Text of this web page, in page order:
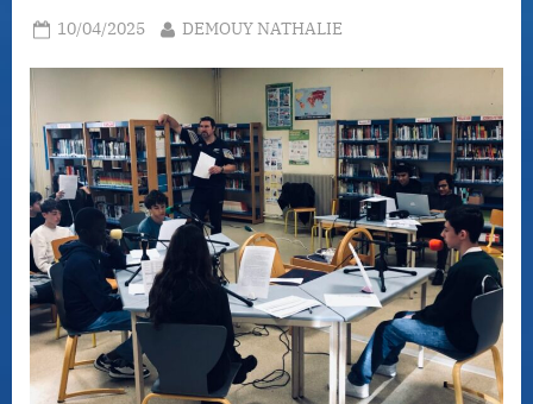
Posted
10/04/2025 By
DEMOUY NATHALIE